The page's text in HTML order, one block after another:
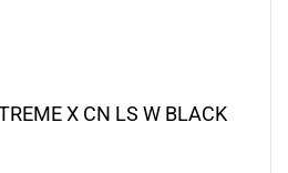
X CN LS W BLACK